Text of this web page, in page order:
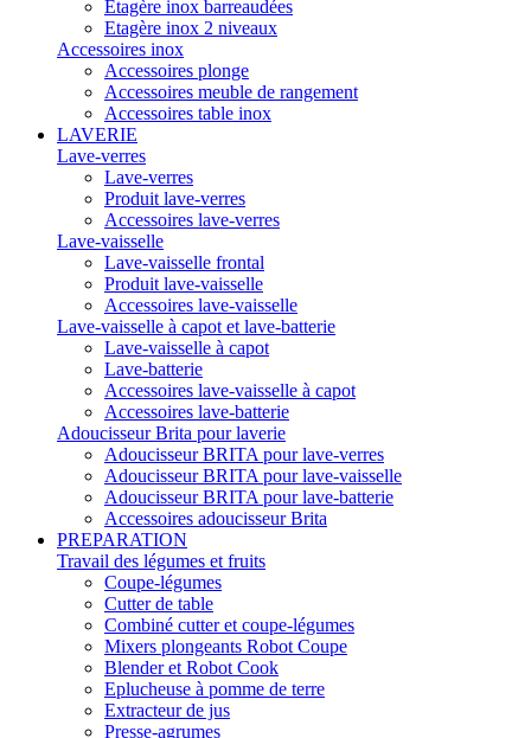
Etagère inox barreaudées
Etagère inox 2 niveaux
Accessoires inox
Accessoires plonge
Accessoires meuble de rangement
Accessoires table inox
LAVERIE
Lave-verres
Lave-verres
Produit lave-verres
Accessoires lave-verres
Lave-vaisselle
Lave-vaisselle frontal
Produit lave-vaisselle
Accessoires lave-vaisselle
Lave-vaisselle à capot et lave-batterie
Lave-vaisselle à capot
Lave-batterie
Accessoires lave-vaisselle à capot
Accessoires lave-batterie
Adoucisseur Brita pour laverie
Adoucisseur BRITA pour lave-verres
Adoucisseur BRITA pour lave-vaisselle
Adoucisseur BRITA pour lave-batterie
Accessoires adoucisseur Brita
PREPARATION
Travail des légumes et fruits
Coupe-légumes
Cutter de table
Combiné cutter et coupe-légumes
Mixers plongeants Robot Coupe
Blender et Robot Cook
Eplucheuse à pomme de terre
Extracteur de jus
Presse-agrumes